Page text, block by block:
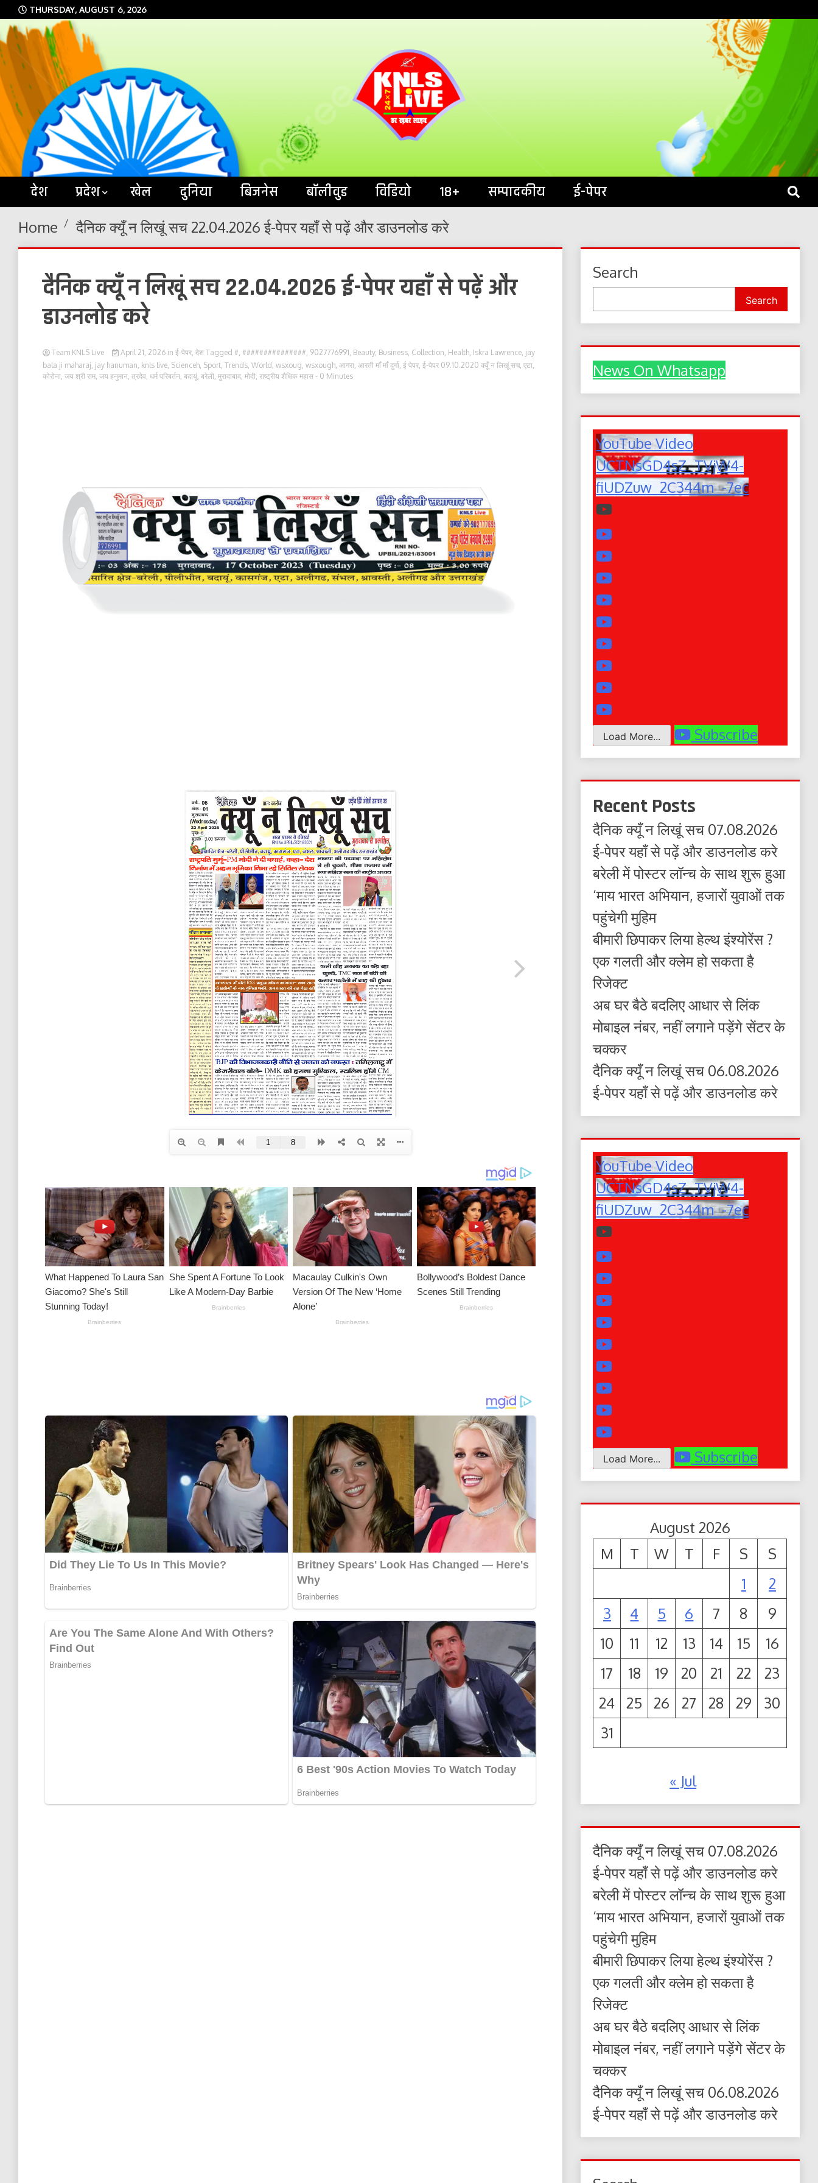
Skip
to
content
THURSDAY, AUGUST 6, 2026
KNLS LIVE
देश प्रदेश खेल दुनिया बिजनेस बॉलीवुड विडियो 18+ सम्पादकीय ई-पेपर
Home दैनिक क्यूँ न लिखूं सच 22.04.2026 ई-पेपर यहाँ से पढ़ें और डाउनलोड करे
दैनिक क्यूँ न लिखूं सच 22.04.2026 ई-पेपर यहाँ से पढ़ें और
डाउनलोड करे
Team KNLS Live April 21, 2026 in ई-पेपर, देश Tagged #, ###############, 9027776991, Beauty, Business, Collection, Health, Iskra Lawrence, jay
bala ji maharaj, jay hanuman, knls live, Scienceh, Sport, Trends, World , wsxoug, wsxough, आगरा, आरती माँ माँ दुर्गा, ई पेपर, ई-पेपर 09.10.2020 क्यूँ न लिखूं सच, एटा,
कोरोना, जय श्री राम, जय हनुमान, त्रदेव, धर्म परिबर्तन, बदायूं, बरेली, मुरादाबाद, मोदी, राष्ट्रीय शैक्षिक महास - 0 Minutes
Search
Search
News On Whatsapp
YouTube Video
UCTNsGD4sZ_TVjW4-
fiUDZuw_2C344m_-7ec
Load More... Subscribe
Recent Posts
दैनिक क्यूँ न लिखूं सच 07.08.2026
ई-पेपर यहाँ से पढ़ें और डाउनलोड करे
बरेली में पोस्टर लॉन्च के साथ शुरू हुआ
‘माय भारत अभियान, हजारों युवाओं तक
पहुंचेगी मुहिम
बीमारी छिपाकर लिया हेल्थ इंश्योरेंस ?
एक गलती और क्लेम हो सकता है
रिजेक्ट
अब घर बैठे बदलिए आधार से लिंक
मोबाइल नंबर, नहीं लगाने पड़ेंगे सेंटर के
चक्कर
दैनिक क्यूँ न लिखूं सच 06.08.2026
ई-पेपर यहाँ से पढ़ें और डाउनलोड करे
YouTube Video
UCTNsGD4sZ_TVjW4-
fiUDZuw_2C344m_-7ec
Load More... Subscribe
August 2026
M
T W T F S
S
1
2
3
4 5 6 7 8
9
10
11 12 13 14 15
16
17
18 19 20 21 22
23
24
25 26 27 28 29
30
31
« Jul
दैनिक क्यूँ न लिखूं सच 07.08.2026
ई-पेपर यहाँ से पढ़ें और डाउनलोड करे
बरेली में पोस्टर लॉन्च के साथ शुरू हुआ
‘माय भारत अभियान, हजारों युवाओं तक
पहुंचेगी मुहिम
बीमारी छिपाकर लिया हेल्थ इंश्योरेंस ?
एक गलती और क्लेम हो सकता है
रिजेक्ट
अब घर बैठे बदलिए आधार से लिंक
मोबाइल नंबर, नहीं लगाने पड़ेंगे सेंटर के
चक्कर
दैनिक क्यूँ न लिखूं सच 06.08.2026
ई-पेपर यहाँ से पढ़ें और डाउनलोड करे